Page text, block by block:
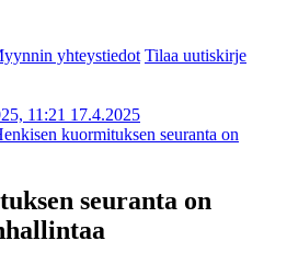
yhteystiedot Tilaa uutiskirje
11:21 17.4.2025
kuormituksen seuranta on
seuranta on